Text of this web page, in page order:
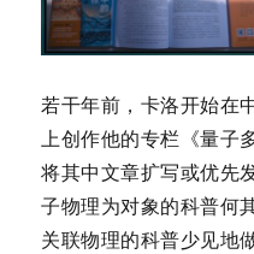
若干年前，卡洛开始在
上创作他的专栏《量子
将其中文章扩写或优先
子物理为对象的科普何
关联物理的科普少见地